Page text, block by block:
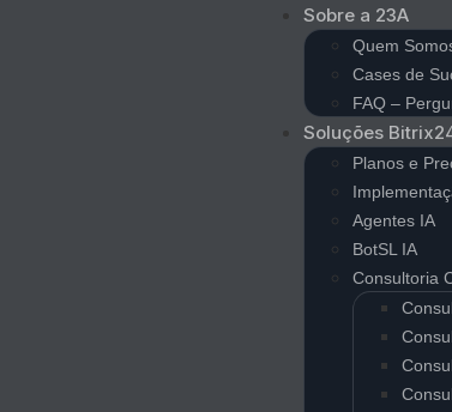
Sobre a 23A
Quem
Cases de
FAQ –
Soluções
Planos e
Agentes IA
BotSL IA
Consultoria